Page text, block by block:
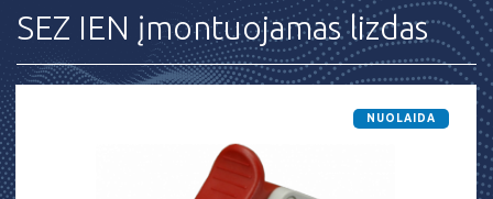
SEZ IEN įmontuojamas lizdas
NUOLAIDA